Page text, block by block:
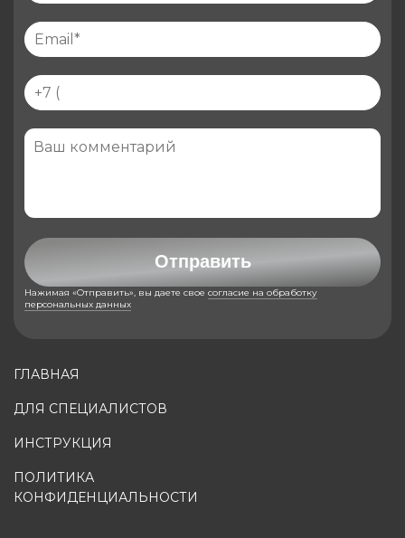
ГЛАВНАЯ
ДЛЯ СПЕЦИАЛИСТОВ
ИНСТРУКЦИЯ
ПОЛИТИКА
КОНФИДЕНЦИАЛЬНОСТИ
Отправить
Нажимая «Отправить», вы даете свое согласие на обработку
персональных данных